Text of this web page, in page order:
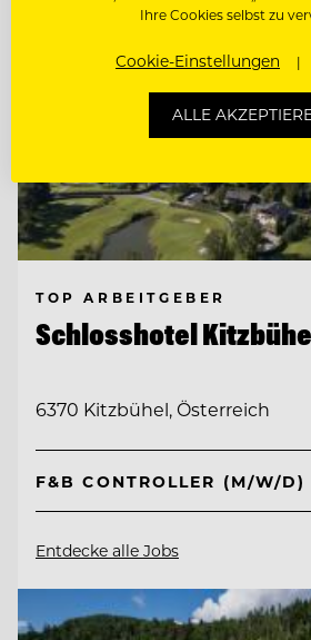
TOP ARBEITGEBER
Schlosshotel
6370 Kitzbühel, Österreich
F&B CONTROLLER (M/W/D)
Entdecke alle Jobs
Ihre Cookies selbst zu
Cookie-Einstellungen
ALLE